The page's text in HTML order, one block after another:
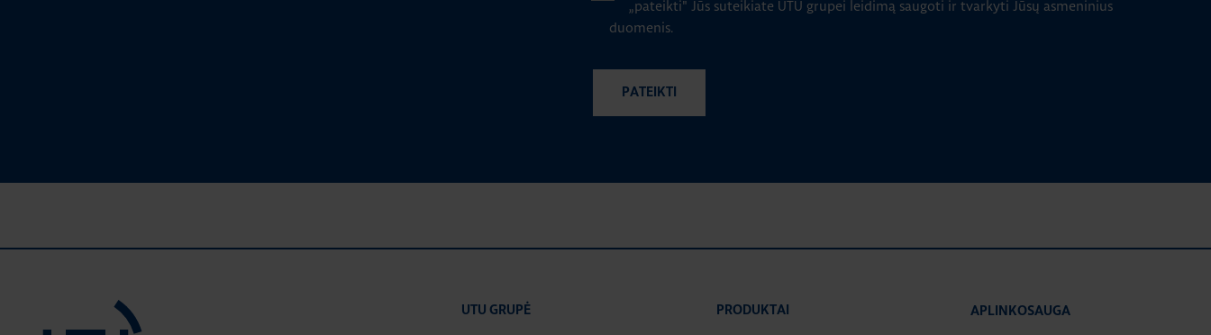
„pateikti" Jūs suteikiate UTU grupei leidimą saugoti ir tvarkyti Jūsų asmeninius
duomenis.
UTU GRUPĖ PRODUKTAI APLINKOSAUGA